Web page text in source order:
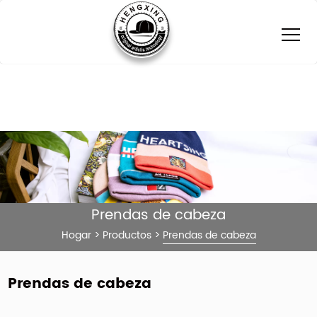
Prendas de cabeza
Hogar> Productos> Prendas de cabeza
Prendas de cabeza